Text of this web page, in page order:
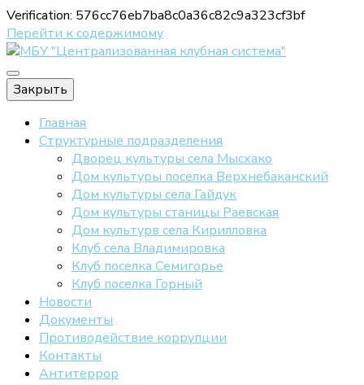
Verification: 576cc76eb7ba8c0a36c82c9a323cf3bf
Перейти к содержимому
МБУ
клубная
Официальный сайт МБУ "ЦКС"
Закрыть
Главная
Структурные подразделения
Дворец культуры села Мысхако
Дом культуры поселка Верхнебаканский
Дом культуры села Гайдук
Дом культуры станицы Раевская
Дом культурв села Кирилловка
Клуб села Владимировка
Клуб поселка Семигорье
Клуб поселка Горный
Новости
Документы
Противодействие коррупции
Контакты
Антитеррор